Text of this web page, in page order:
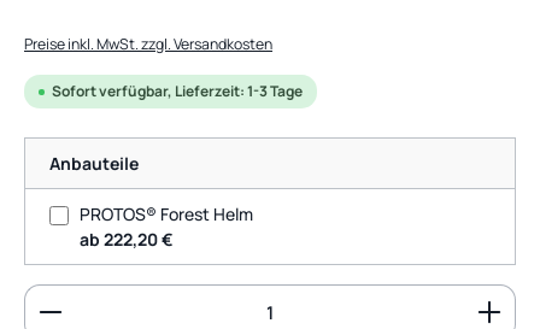
Preise inkl. MwSt. zzgl. Versandkosten
Sofort verfügbar, Lieferzeit: 1-3 Tage
Anbauteile
PROTOS® Forest Helm
ab 222,20 €
Produkt Anzahl: Gib den gewünschten Wert ein